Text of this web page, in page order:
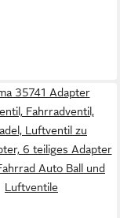
35741 Adapter
Fahrradventil,
Luftventil zu
6 teiliges Adapter
Auto Ball und
Luftventile